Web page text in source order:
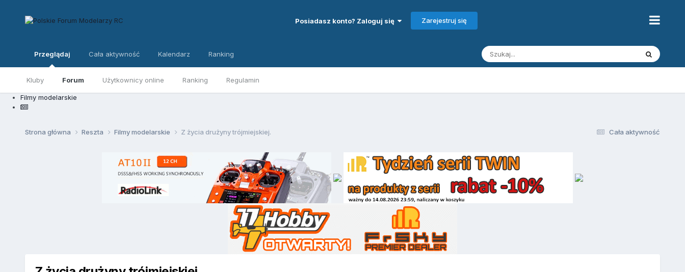
Posiadasz konto? Zaloguj się Zarejestruj się
Przeglądaj
Kluby Forum Użytkownicy online Ranking Regulamin
Cała aktywność Kalendarz Ranking
Filmy modelarskie
Cała aktywność
Strona główna Reszta Filmy modelarskie Z życia drużyny trójmiejskiej.